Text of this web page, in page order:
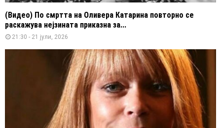
(Видео) По смртта на Оливера Катарина повторно се
раскажува нејзината приказна за...
21:30 - 21 јули, 2026